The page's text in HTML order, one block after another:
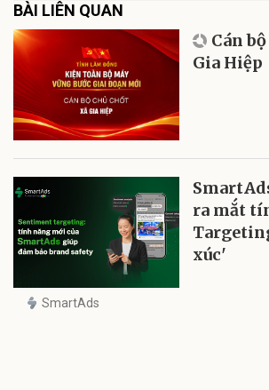
BÀI LIÊN QUAN
Cán
Gia Hiệp
ra mắt
xúc'
SmartAds